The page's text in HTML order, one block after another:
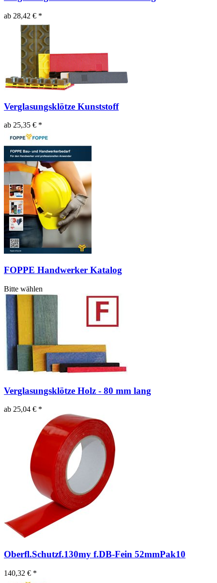
ab 28,42 € *
Verglasungsklötze Kunststoff
ab 25,35 € *
FOPPE Handwerker Katalog
Bitte wählen
Verglasungsklötze Holz - 80 mm lang
ab 25,04 € *
Oberfl.Schutzf.130my f.DB-Fein 52mmPak10
140,32 € *